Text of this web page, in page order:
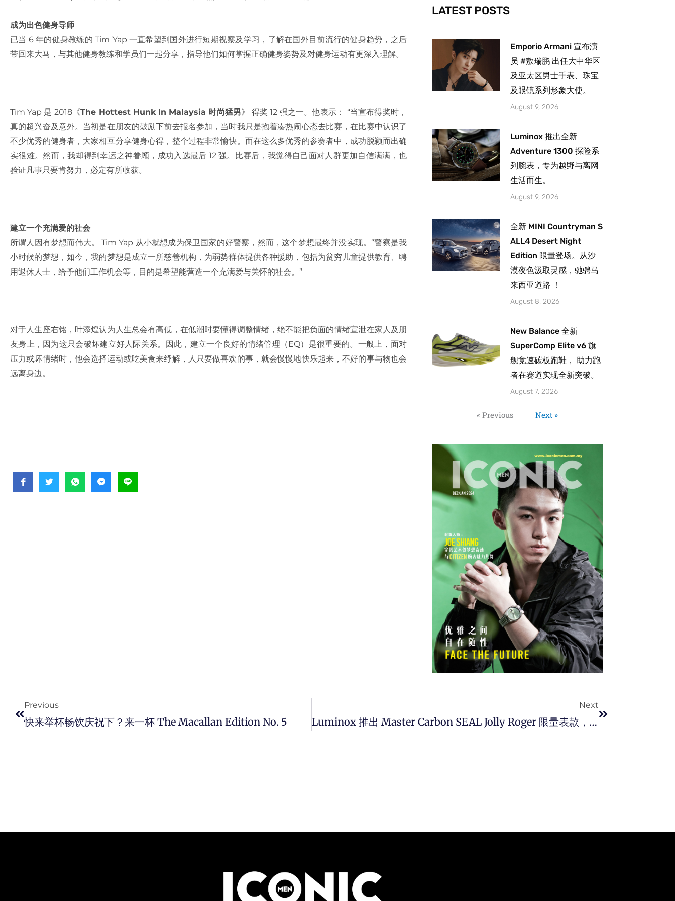
成为出色健身导师
已当 6 年的健身教练的 Tim Yap 一直希望到国外进行短期视察及学习，了解在国外目前流行的健身趋势，之后
带回来大马，与其他健身教练和学员们一起分享，指导他们如何掌握正确健身姿势及对健身运动有更深入理解。
Tim Yap 是 2018《The Hottest Hunk In Malaysia 时尚猛男》 得奖 12 强之一。他表示： “当宣布得奖时，
真的超兴奋及意外。当初是在朋友的鼓励下前去报名参加，当时我只是抱着凑热闹心态去比赛，在比赛中认识了
不少优秀的健身者，大家相互分享健身心得，整个过程非常愉快。而在这么多优秀的参赛者中，成功脱颖而出确
实很难。然而，我却得到幸运之神眷顾，成功入选最后 12 强。比赛后，我觉得自己面对人群更加自信满满，也
验证凡事只要肯努力，必定有所收获。
建立一个充满爱的社会
所谓人因有梦想而伟大。 Tim Yap 从小就想成为保卫国家的好警察，然而，这个梦想最终并没实现。“警察是我
小时候的梦想，如今，我的梦想是成立一所慈善机构，为弱势群体提供各种援助，包括为贫穷儿童提供教育、聘
用退休人士，给予他们工作机会等，目的是希望能营造一个充满爱与关怀的社会。”
对于人生座右铭，叶添煌认为人生总会有高低，在低潮时要懂得调整情绪，绝不能把负面的情绪宣泄在家人及朋
友身上，因为这只会破坏建立好人际关系。因此，建立一个良好的情绪管理（EQ）是很重要的。一般上，面对
压力或坏情绪时，他会选择运动或吃美食来纾解，人只要做喜欢的事，就会慢慢地快乐起来，不好的事与物也会
远离身边。
-
f
m
LATEST POSTS
Emporio Armani 宣布演
员 #敖瑞鹏 出任大中华区
及亚太区男士手表、珠宝
及眼镜系列形象大使。
August 9, 2026
Luminox 推出全新
Adventure 1300 探险系
列腕表，专为越野与离网
生活而生。
August 9, 2026
全新 MINI Countryman S
ALL4 Desert Night
Edition 限量登场。从沙
漠夜色汲取灵感，驰骋马
来西亚道路 ！
August 8, 2026
New Balance 全新
SuperComp Elite v6 旗
舰竞速碳板跑鞋， 助力跑
者在赛道实现全新突破。
August 7, 2026
« Previous Next »
Previous
快来举杯畅饮庆祝下？来一杯 The Macallan Edition No. 5
Next
Luminox 推出 Master Carbon SEAL Jolly Roger 限量表款， 彰显出类拔萃的作战精神！